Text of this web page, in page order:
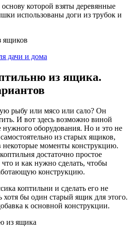
которой взяты деревянные
использованы доги из трубок и
дачи и дома
из ящика.
рыбу или мясо или сало? Он
И вот здесь возможно виной
нужного оборудования. Но и это не
из старых ящиков,
некоторые моменты конструкцию.
достаточно простое
и как нужно сделать, чтобы
конструкцию.
коптильни и сделать его не
хотя бы один старый ящик для этого.
к основной конструкции.